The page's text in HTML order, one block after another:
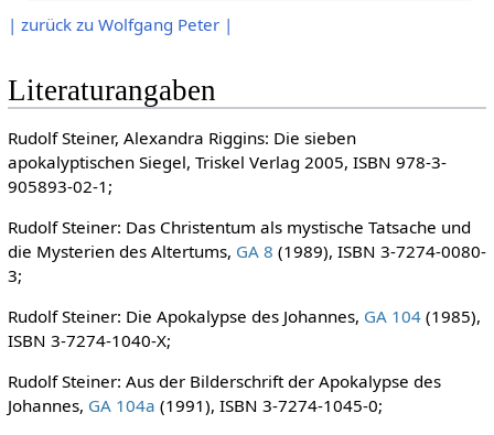
| zurück zu Wolfgang Peter |
Literaturangaben
Rudolf Steiner, Alexandra Riggins: Die sieben
apokalyptischen Siegel, Triskel Verlag 2005, ISBN 978-3-
905893-02-1;
Rudolf Steiner: Das Christentum als mystische Tatsache und
die Mysterien des Altertums, GA 8 (1989), ISBN 3-7274-0080-
3;
Rudolf Steiner: Die Apokalypse des Johannes, GA 104(1985),
ISBN 3-7274-1040-X;
Rudolf Steiner: Aus der Bilderschrift der Apokalypse des
Johannes, GA 104a (1991), ISBN 3-7274-1045-0;